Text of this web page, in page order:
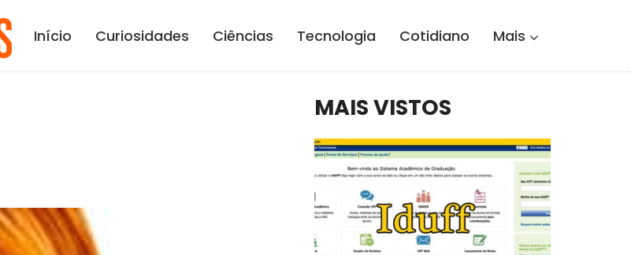
Início Curiosidades Ciências Tecnologia Cotidiano Mais
MAIS VISTOS